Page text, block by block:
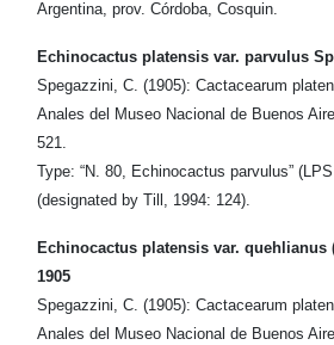
Argentina, prov. Córdoba, Cosquin.
Echinocactus platensis var. parvulus
Spegazzini, C. (1905): Cactacearum
Anales del Museo Nacional de Buenos
521.
Type: “N. 80, Echinocactus parvulus”
(designated by Till, 1994: 124).
Echinocactus platensis var. quehlianus
1905
Spegazzini, C. (1905): Cactacearum
Anales del Museo Nacional de Buenos